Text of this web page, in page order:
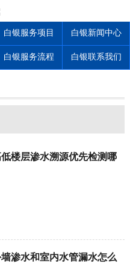
白银服务项目 白银新闻中心
白银服务流程 白银联系我们
楼层渗水溯源优先检测哪
渗水和室内水管漏水怎么